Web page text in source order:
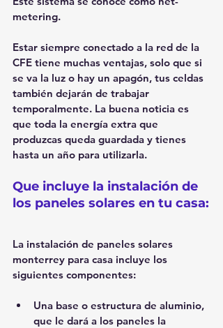
metering.
Estar siempre conectado a la red de la
CFE tiene muchas ventajas, solo que si
se va la luz o hay un apagón, tus celdas
también dejarán de trabajar
temporalmente. La buena noticia es
que toda la energía extra que
produzcas queda guardada y tienes
hasta un año para utilizarla.
Que incluye la instalación de
los paneles solares en tu casa:
La instalación de paneles solares
monterrey para casa incluye los
siguientes componentes:
Una base o estructura de aluminio,
que le dará a los paneles la